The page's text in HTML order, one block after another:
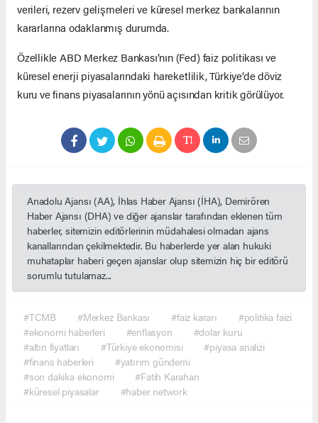
verileri, rezerv gelişmeleri ve küresel merkez bankalarının
kararlarına odaklanmış durumda.
Özellikle ABD Merkez Bankası’nın (Fed) faiz politikası ve
küresel enerji piyasalarındaki hareketlilik, Türkiye’de döviz
kuru ve finans piyasalarının yönü açısından kritik görülüyor.
Anadolu Ajansı (AA), İhlas Haber Ajansı (İHA), Demirören
Haber Ajansı (DHA) ve diğer ajanslar tarafından eklenen tüm
haberler, sitemizin editörlerinin müdahalesi olmadan ajans
kanallarından çekilmektedir. Bu haberlerde yer alan hukuki
muhataplar haberi geçen ajanslar olup sitemizin hiç bir editörü
sorumlu tutulamaz...
#TCMB #Merkez Bankası #faiz kararı
#politika faizi
#ekonomi haberleri
#enflasyon
#dolar kuru
#altın fiyatları
#Türkiye ekonomisi
#piyasa analizi
#finans haberleri
#yatırım gündemi
#son dakika ekonomi
#Fatih Karahan
#küresel piyasalar
#haber network